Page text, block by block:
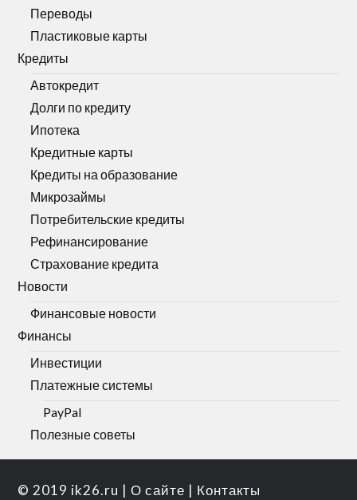
Переводы
Пластиковые карты
Кредиты
Автокредит
Долги по кредиту
Ипотека
Кредитные карты
Кредиты на образование
Микрозаймы
Потребительские кредиты
Рефинансирование
Страхование кредита
Новости
Финансовые новости
Финансы
Инвестиции
Платежные системы
PayPal
Полезные советы
© 2019 ik26.ru |О сайте | Контакты